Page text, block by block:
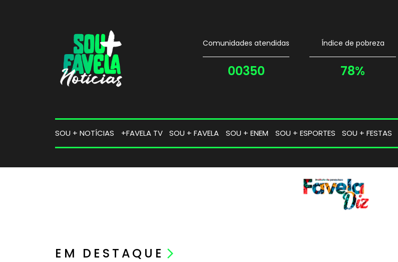
Comunidades atendidas
00350
Índice de pobreza
78%
SOU + NOTÍCIAS +FAVELA TV SOU + FAVELA SOU + ENEM SOU + ESPORTES SOU + FESTAS
EM DESTAQUE arrow_forward_ios